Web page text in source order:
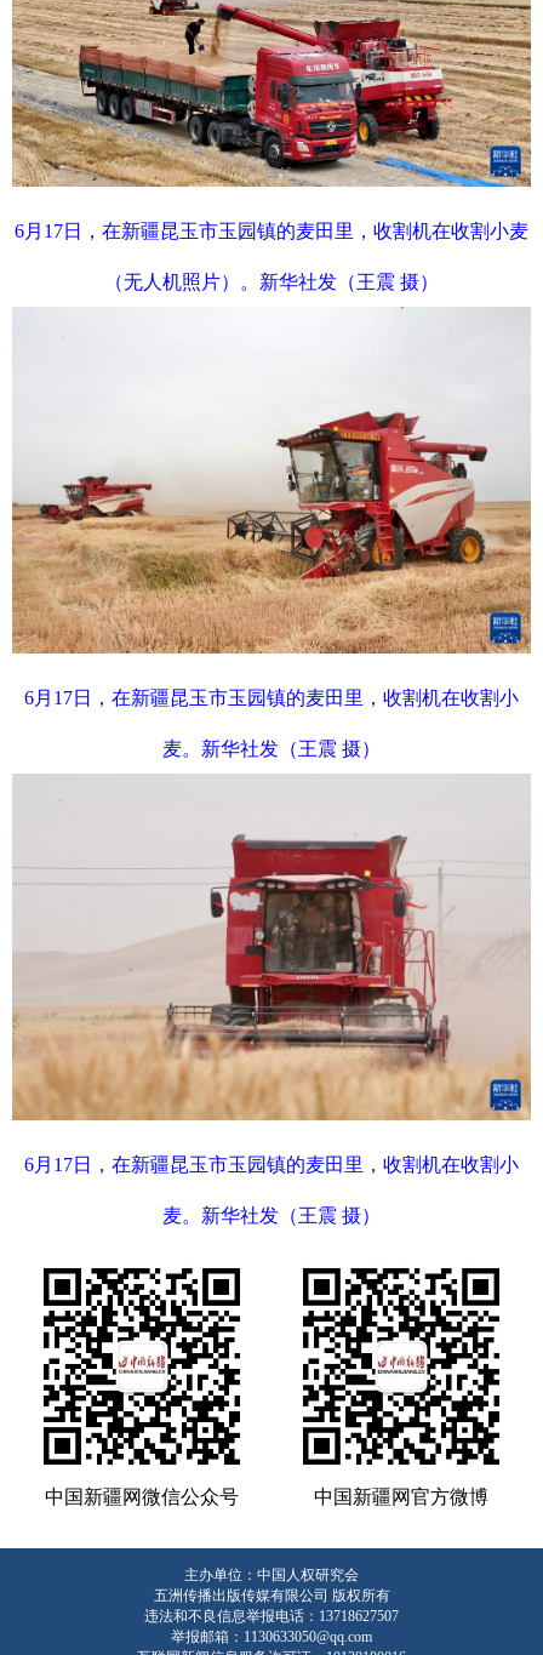
6月17日，在新疆昆玉市玉园镇的麦田里，收割机在收割小麦
（无人机照片）。新华社发（王震 摄）
6月17日，在新疆昆玉市玉园镇的麦田里，收割机在收割小
麦。新华社发（王震 摄）
6月17日，在新疆昆玉市玉园镇的麦田里，收割机在收割小
麦。新华社发（王震 摄）
中国新疆网微信公众号 中国新疆网官方微博
主办单位：中国人权研究会
五洲传播出版传媒有限公司 版权所有
违法和不良信息举报电话：13718627507
举报邮箱：1130633050@qq.com